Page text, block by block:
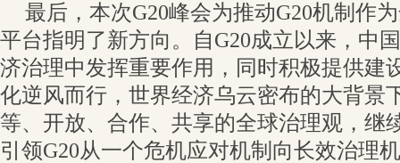
最后，本次G20峰会为推动G20机制作
平台指明了新方向。自G20成立以来，中
济治理中发挥重要作用，同时积极提供建
化逆风而行，世界经济乌云密布的大背景
等、开放、合作、共享的全球治理观，继
引领G20从一个危机应对机制向长效治理